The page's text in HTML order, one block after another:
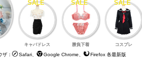
キャバドレス 勝負下着 コスプレ
： Safari、 Google Chrome、 Firefox 各最新版